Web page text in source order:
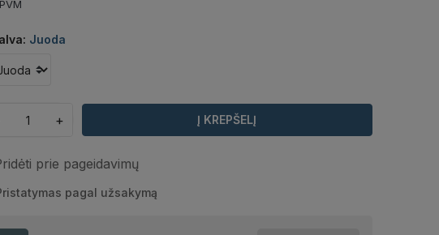
Juoda
+ Į KREPŠELĮ
prie pageidavimų
pagal užsakymą